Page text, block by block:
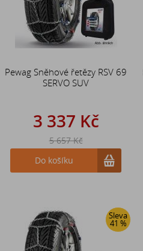
Pewag Sněhové řetězy RSV 69
SERVO SUV
3 337 Kč
5 657 Kč
Do košíku
Sleva
41 %